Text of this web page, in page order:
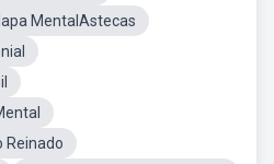
MentalAstecas
Reinado